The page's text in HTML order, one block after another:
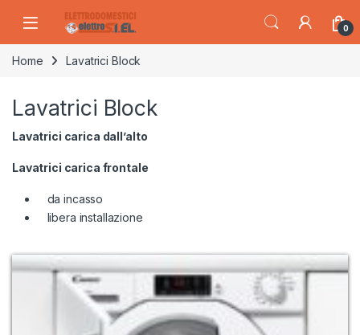
0
Home Lavatrici Block
Lavatrici Block
Lavatrici carica dall’alto
Lavatrici carica frontale
da incasso
libera installazione